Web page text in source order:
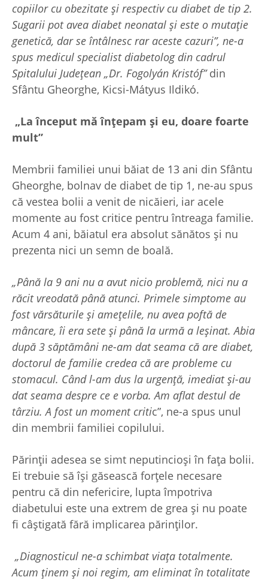
copiilor cu obezitate și respectiv cu diabet de tip 2.
Sugarii pot avea diabet neonatal și este o mutație
genetică, dar se întâlnesc rar aceste cazuri”, ne-a
spus medicul specialist diabetolog din cadrul
Spitalului Județean „Dr. Fogolyán Kristóf”din
Sfântu Gheorghe, Kicsi-Mátyus Ildikó.
„La început mă înțepam și eu, doare foarte
mult”
Membrii familiei unui băiat de 13 ani din Sfântu
Gheorghe, bolnav de diabet de tip 1, ne-au spus
că vestea bolii a venit de nicăieri, iar acele
momente au fost critice pentru întreaga familie.
Acum 4 ani, băiatul era absolut sănătos și nu
prezenta nici un semn de boală.
„Până la 9 ani nu a avut nicio problemă, nici nu a
răcit vreodată până atunci. Primele simptome au
fost vărsăturile și amețelile, nu avea poftă de
mâncare, îi era sete și până la urmă a leșinat. Abia
după 3 săptămâni ne-am dat seama că are diabet,
doctorul de familie credea că are probleme cu
stomacul. Când l-am dus la urgență, imediat și-au
dat seama despre ce e vorba. Am aflat destul de
târziu. A fost un moment critic”, ne-a spus unul
din membrii familiei copilului.
Părinții adesea se simt neputincioși în fața bolii.
Ei trebuie să își găsească forțele necesare
pentru că din nefericire, lupta împotriva
diabetului este una extrem de grea și nu poate
fi câștigată fără implicarea părinților.
„Diagnosticul ne-a schimbat viața totalmente.
Acum ținem și noi regim, am eliminat în totalitate